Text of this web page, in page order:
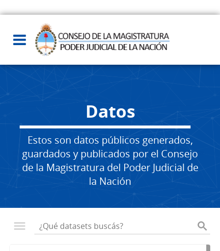
Datos
Estos son datos públicos generados,
guardados y publicados por el Consejo
de la Magistratura del Poder Judicial de
la Nación